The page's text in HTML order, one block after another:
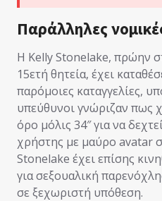
Παράλληλες
Η Kelly Stonelake, πρώην
15ετή θητεία, έχει
παρόμοιες καταγγελίες,
υπεύθυνοι γνώριζαν πως
όρο μόλις 34″ για να
χρήστης με μαύρο avatar
Stonelake έχει επίσης
για σεξουαλική
σε ξεχωριστή υπόθεση.